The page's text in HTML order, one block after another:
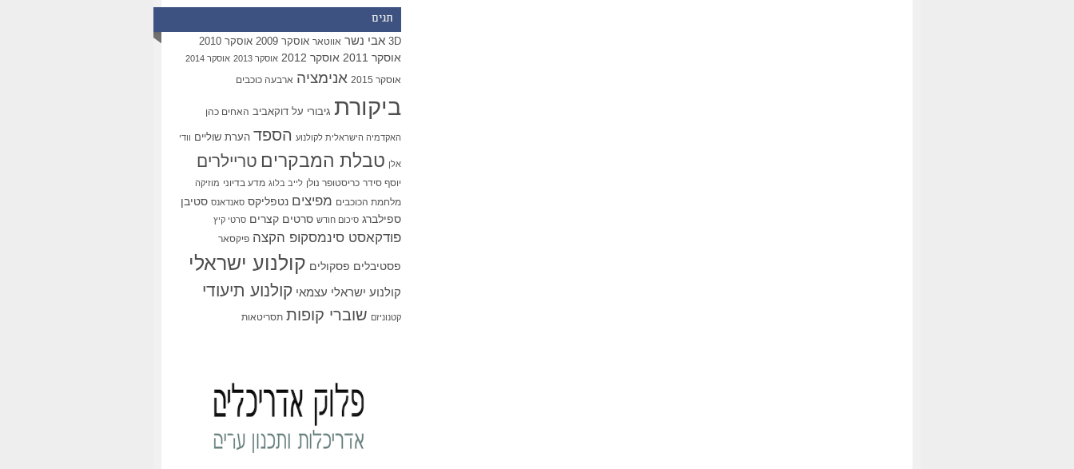
תגים
3D אבי נשר אווטאר אוסקר 2009 אוסקר 2010
אוסקר 2011 אוסקר 2012 אוסקר 2013 אוסקר 2014
אוסקר 2015 אנימציה ארבעה כוכבים
ביקורת גיבורי על דוקאביב האחים כהן
האקדמיה הישראלית לקולנוע הספד הערת שוליים וודי
אלן טבלת המבקרים טריילרים
יוסף סידר כריסטופר נולן לייב בלוג מדע בדיוני מוזיקה
מלחמת הכוכבים מפיצים נטפליקס סאנדאנס סטיבן
ספילברג סיכום חודש סרטים קצרים סרטי קיץ
פודקאסט סינמסקופ הקצה פיקסאר
פסטיבלים פסקולים קולנוע ישראלי
קולנוע ישראלי עצמאי קולנוע תיעודי
קטנוניזם שוברי קופות תסריטאות